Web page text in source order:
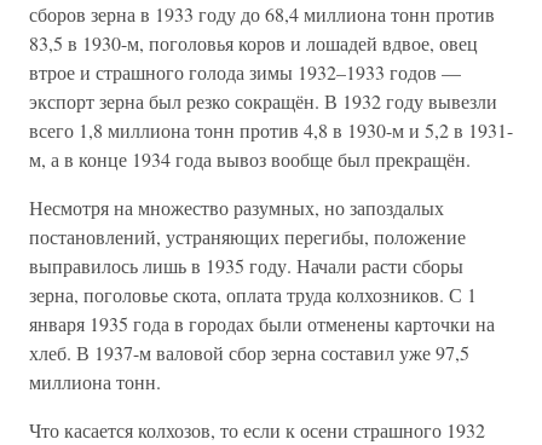
сборов зерна в 1933 году до 68,4 миллиона тонн против
83,5 в 1930-м, поголовья коров и лошадей вдвое, овец
втрое и страшного голода зимы 1932–1933 годов —
экспорт зерна был резко сокращён. В 1932 году вывезли
всего 1,8 миллиона тонн против 4,8 в 1930-м и 5,2 в 1931-
м, а в конце 1934 года вывоз вообще был прекращён.
Несмотря на множество разумных, но запоздалых
постановлений, устраняющих перегибы, положение
выправилось лишь в 1935 году. Начали расти сборы
зерна, поголовье скота, оплата труда колхозников. С 1
января 1935 года в городах были отменены карточки на
хлеб. В 1937-м валовой сбор зерна составил уже 97,5
миллиона тонн.
Что касается колхозов, то если к осени страшного 1932